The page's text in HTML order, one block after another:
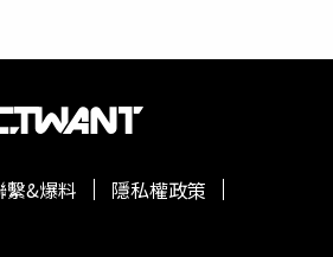
繫&爆料
隱私權政策